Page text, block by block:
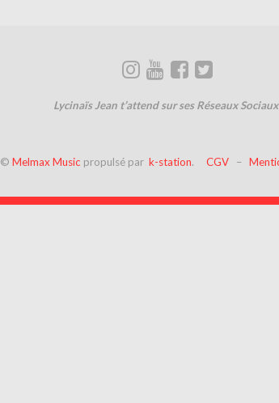
Lycinaïs Jean t’attend sur ses Réseaux
© Melmax Music propulsé par k-station. CGV –